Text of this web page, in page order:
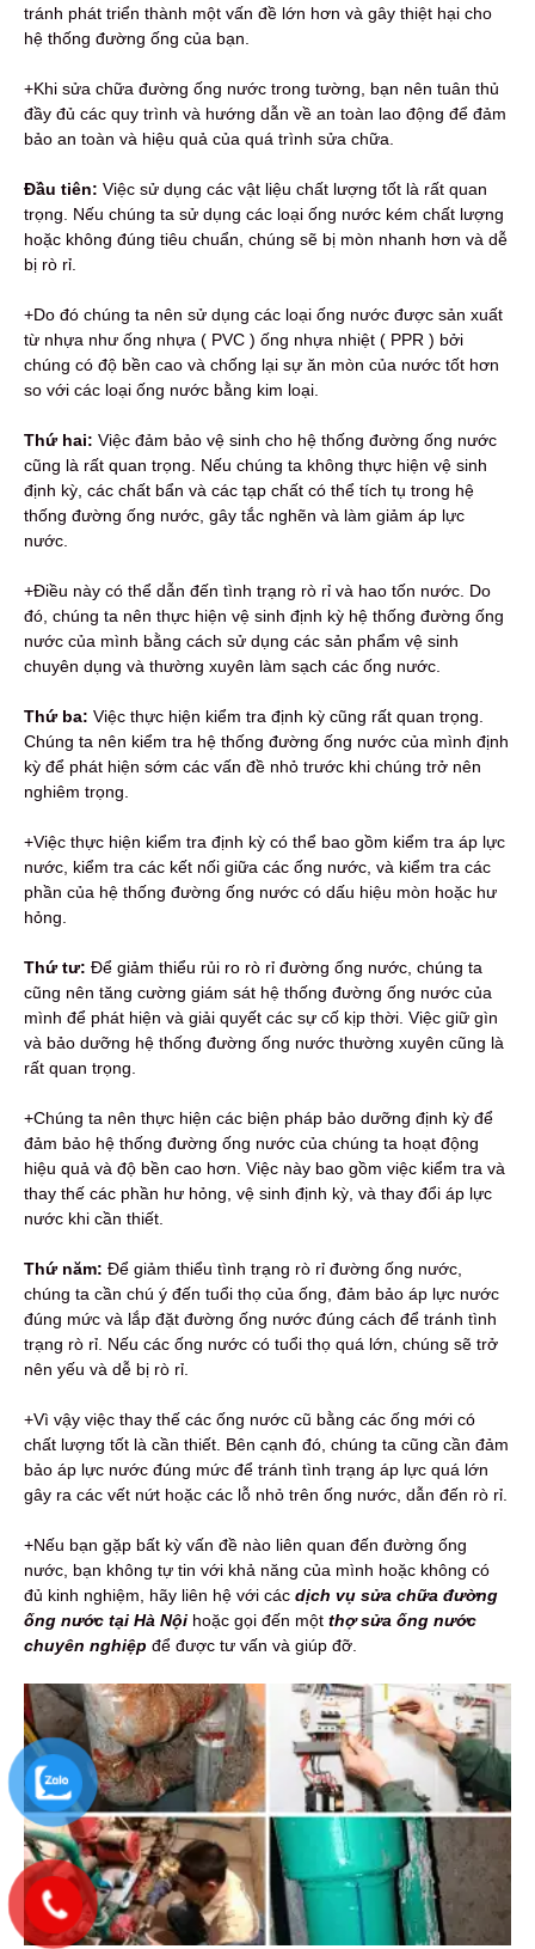
tránh phát triển thành một vấn đề lớn hơn và gây thiệt hại cho
hệ thống đường ống của bạn.
+Khi sửa chữa đường ống nước trong tường, bạn nên tuân thủ
đầy đủ các quy trình và hướng dẫn về an toàn lao động để đảm
bảo an toàn và hiệu quả của quá trình sửa chữa.
Đầu tiên: Việc sử dụng các vật liệu chất lượng tốt là rất quan
trọng. Nếu chúng ta sử dụng các loại ống nước kém chất lượng
hoặc không đúng tiêu chuẩn, chúng sẽ bị mòn nhanh hơn và dễ
bị rò rỉ.
+Do đó chúng ta nên sử dụng các loại ống nước được sản xuất
từ nhựa như ống nhựa ( PVC ) ống nhựa nhiệt ( PPR ) bởi
chúng có độ bền cao và chống lại sự ăn mòn của nước tốt hơn
so với các loại ống nước bằng kim loại.
Thứ hai: Việc đảm bảo vệ sinh cho hệ thống đường ống nước
cũng là rất quan trọng. Nếu chúng ta không thực hiện vệ sinh
định kỳ, các chất bẩn và các tạp chất có thể tích tụ trong hệ
thống đường ống nước, gây tắc nghẽn và làm giảm áp lực
nước.
+Điều này có thể dẫn đến tình trạng rò rỉ và hao tốn nước. Do
đó, chúng ta nên thực hiện vệ sinh định kỳ hệ thống đường ống
nước của mình bằng cách sử dụng các sản phẩm vệ sinh
chuyên dụng và thường xuyên làm sạch các ống nước.
Thứ ba: Việc thực hiện kiểm tra định kỳ cũng rất quan trọng.
Chúng ta nên kiểm tra hệ thống đường ống nước của mình định
kỳ để phát hiện sớm các vấn đề nhỏ trước khi chúng trở nên
nghiêm trọng.
+Việc thực hiện kiểm tra định kỳ có thể bao gồm kiểm tra áp lực
nước, kiểm tra các kết nối giữa các ống nước, và kiểm tra các
phần của hệ thống đường ống nước có dấu hiệu mòn hoặc hư
hỏng.
Thứ tư: Để giảm thiểu rủi ro rò rỉ đường ống nước, chúng ta
cũng nên tăng cường giám sát hệ thống đường ống nước của
mình để phát hiện và giải quyết các sự cố kịp thời. Việc giữ gìn
và bảo dưỡng hệ thống đường ống nước thường xuyên cũng là
rất quan trọng.
+Chúng ta nên thực hiện các biện pháp bảo dưỡng định kỳ để
đảm bảo hệ thống đường ống nước của chúng ta hoạt động
hiệu quả và độ bền cao hơn. Việc này bao gồm việc kiểm tra và
thay thế các phần hư hỏng, vệ sinh định kỳ, và thay đổi áp lực
nước khi cần thiết.
Thứ năm: Để giảm thiểu tình trạng rò rỉ đường ống nước,
chúng ta cần chú ý đến tuổi thọ của ống, đảm bảo áp lực nước
đúng mức và lắp đặt đường ống nước đúng cách để tránh tình
trạng rò rỉ. Nếu các ống nước có tuổi thọ quá lớn, chúng sẽ trở
nên yếu và dễ bị rò rỉ.
+Vì vậy việc thay thế các ống nước cũ bằng các ống mới có
chất lượng tốt là cần thiết. Bên cạnh đó, chúng ta cũng cần đảm
bảo áp lực nước đúng mức để tránh tình trạng áp lực quá lớn
gây ra các vết nứt hoặc các lỗ nhỏ trên ống nước, dẫn đến rò rỉ.
+Nếu bạn gặp bất kỳ vấn đề nào liên quan đến đường ống
nước, bạn không tự tin với khả năng của mình hoặc không có
đủ kinh nghiệm, hãy liên hệ với các dịch vụ sửa chữa đường
ống nước tại Hà Nội hoặc gọi đến một thợ sửa ống nước
chuyên nghiệp để được tư vấn và giúp đỡ.